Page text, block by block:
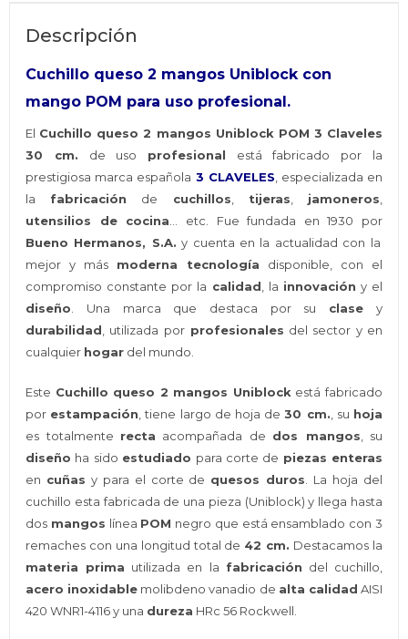
cantidad
Descripción
Cuchillo queso 2 mangos Uniblock con
mango POM para uso profesional.
El Cuchillo queso 2 mangos Uniblock POM 3 Claveles
30 cm. de uso profesional está fabricado por la
prestigiosa marca española 3 CLAVELES, especializada en
la fabricación de cuchillos, tijeras, jamoneros,
utensilios de cocina… etc. Fue fundada en 1930 por
Bueno Hermanos, S.A. y cuenta en la actualidad con la
mejor y más moderna tecnología disponible, con el
compromiso constante por la calidad, la innovación y el
diseño. Una marca que destaca por su clase y
durabilidad, utilizada porprofesionales del sector y en
cualquier hogar del mundo.
Este Cuchillo queso 2 mangos Uniblockestá fabricado
por estampación, tiene largo de hoja de30 cm., su hoja
es totalmente recta acompañada de dos mangos, su
diseño ha sido estudiado para corte de piezas enteras
en cuñas y para el corte de quesos duros. La hoja del
cuchillo esta fabricada de una pieza (Uniblock) y llega hasta
dos mangos línea POM negro que está ensamblado con 3
remaches con una longitud total de 42 cm. Destacamos la
materia prima utilizada en la fabricación del cuchillo,
acero inoxidable molibdeno vanadio de alta calidad AISI
420 WNR1-4116 y una dureza HRc 56 Rockwell.